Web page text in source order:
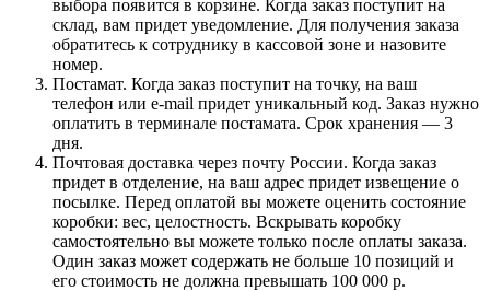
выбора появится в корзине. Когда заказ поступит на
склад, вам придет уведомление. Для получения заказа
обратитесь к сотруднику в кассовой зоне и назовите
номер.
Постамат. Когда заказ поступит на точку, на ваш
телефон или e-mail придет уникальный код. Заказ нужно
оплатить в терминале постамата. Срок хранения — 3
дня.
Почтовая доставка через почту России. Когда заказ
придет в отделение, на ваш адрес придет извещение о
посылке. Перед оплатой вы можете оценить состояние
коробки: вес, целостность. Вскрывать коробку
самостоятельно вы можете только после оплаты заказа.
Один заказ может содержать не больше 10 позиций и
его стоимость не должна превышать 100 000 р.